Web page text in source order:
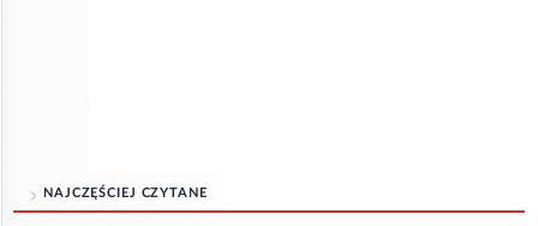
NAJCZĘŚCIEJ CZYTANE